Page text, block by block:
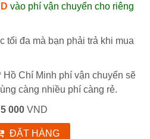
vào phí vận chuyển cho riêng
tối đa mà bạn phải trả khi mua
Chí Minh phí vận chuyển sẽ
càng nhiều phí càng rẻ.
5 000 VND
ĐẶT HÀNG